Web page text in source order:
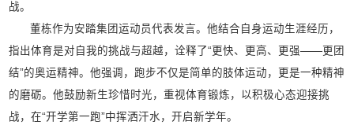
战。
董栋作为安踏集团运动员代表发言。他结合自身运动生涯经历，
指出体育是对自我的挑战与超越，诠释了“更快、更高、更强——更团
结”的奥运精神。他强调，跑步不仅是简单的肢体运动，更是一种精神
的磨砺。他鼓励新生珍惜时光，重视体育锻炼，以积极心态迎接挑
战，在“开学第一跑”中挥洒汗水，开启新学年。